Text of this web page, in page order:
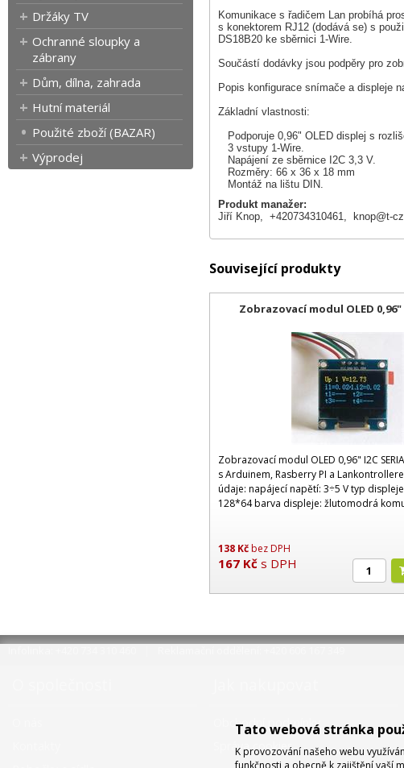
Držáky TV
Ochranné sloupky a
zábrany
Dům, dílna, zahrada
Hutní materiál
Použité zboží (BAZAR)
Výprodej
Komunikace s řadičem Lan probíhá
s konektorem RJ12 (dodává se) s
DS18B20 ke sběrnici 1-Wire.
Součástí dodávky jsou podpěry pro
Popis konfigurace snímače a displeje
Základní vlastnosti:
Podporuje 0,96" OLED displej s
3 vstupy 1-Wire.
Napájení ze sběrnice I2C 3,3 V.
Rozměry: 66 x 36 x 18 mm
Montáž na lištu DIN.
Produkt manažer:
Jiří Knop, +420734310461,
knop@t-
Související produkty
Zobrazovací modul OLED 0,96"
Zobrazovací modul OLED 0,96" I2C
s Arduinem, Rasberry PI a
údaje: napájecí napětí: 3÷5 V typ
128*64 barva displeje: žlutomodrá
138 Kčbez DPH
167 Kč s DPH
Obchodní podmínky
Správa cookies
Tato webová stránka
K provozování našeho webu
funkčnosti a obecně k zajištění vaší